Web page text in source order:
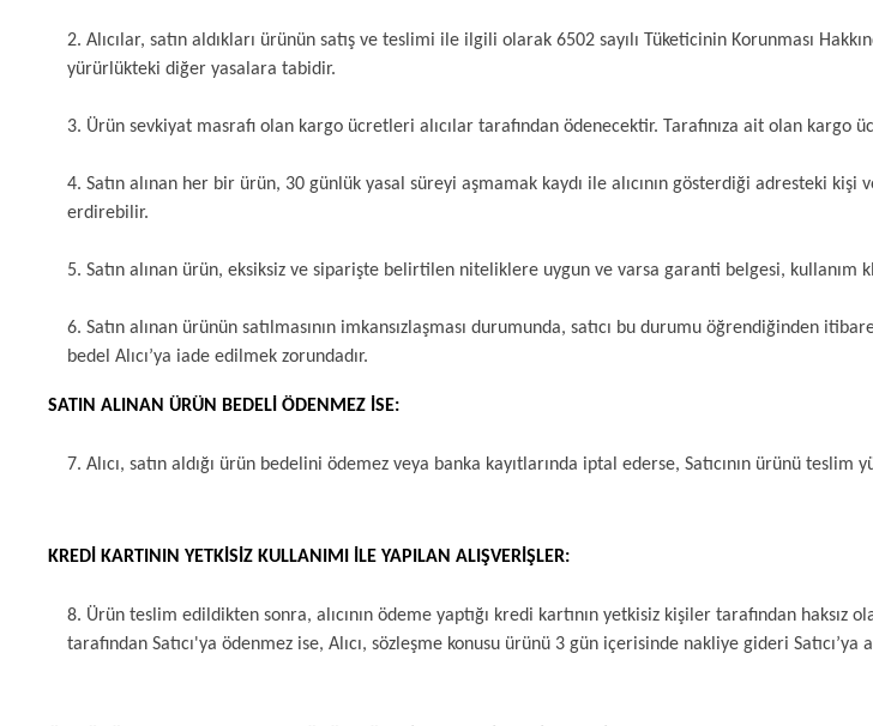
2. Alıcılar, satın aldıkları ürünün satış ve teslimi ile ilgili olarak 6502 sayılı Tüketicinin Korunması
yürürlükteki diğer yasalara tabidir.
3. Ürün sevkiyat masrafı olan kargo ücretleri alıcılar tarafından ödenecektir. Tarafınıza ait olan kargo
4. Satın alınan her bir ürün, 30 günlük yasal süreyi aşmamak kaydı ile alıcının gösterdiği adresteki
erdirebilir.
5. Satın alınan ürün, eksiksiz ve siparişte belirtilen niteliklere uygun ve varsa garanti belgesi, kullanım
6. Satın alınan ürünün satılmasının imkansızlaşması durumunda, satıcı bu durumu öğrendiğinden
bedel Alıcı’ya iade edilmek zorundadır.
SATIN ALINAN ÜRÜN BEDELİ ÖDENMEZ İSE:
7. Alıcı, satın aldığı ürün bedelini ödemez veya banka kayıtlarında iptal ederse, Satıcının ürünü teslim
KREDİ KARTININ YETKİSİZ KULLANIMI İLE YAPILAN ALIŞVERİŞLER:
8. Ürün teslim edildikten sonra, alıcının ödeme yaptığı kredi kartının yetkisiz kişiler tarafından
tarafından Satıcı'ya ödenmez ise, Alıcı, sözleşme konusu ürünü 3 gün içerisinde nakliye gideri Satıcı’ya